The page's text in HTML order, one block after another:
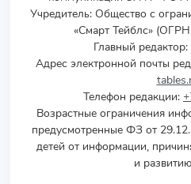
Учредитель: Общество с
«Смарт Тейблс»
Главный
Адрес электронной почты
Телефон редакции:
Возрастные ограничения
предусмотренные ФЗ от
детей от информации,
и